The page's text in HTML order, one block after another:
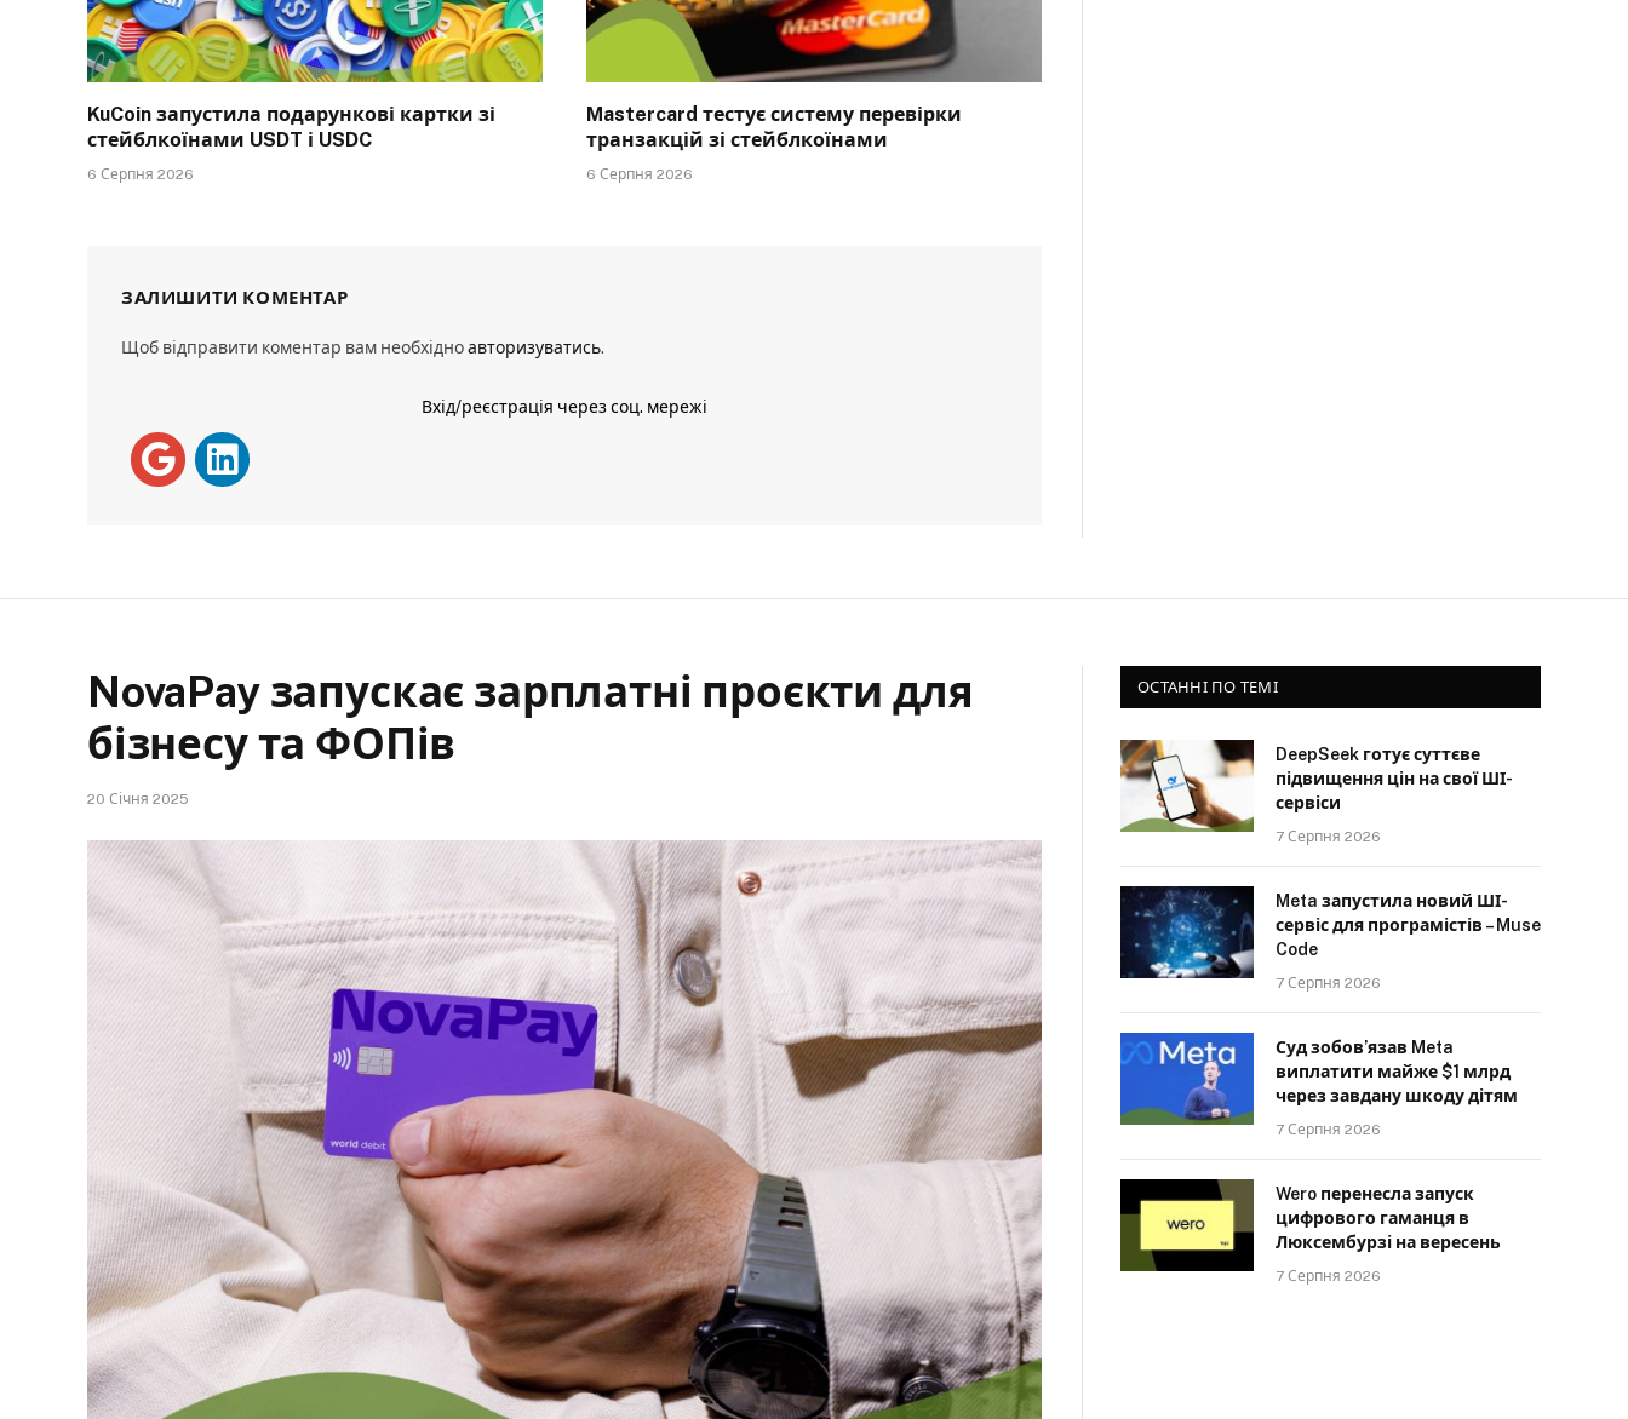
KuCoin запустила подарункові картки зі
стейблкоїнами USDT і USDC
6 Серпня 2026
Mastercard тестує систему перевірки
транзакцій зі стейблкоїнами
6 Серпня 2026
ЗАЛИШИТИ КОМЕНТАР
Щоб відправити коментар вам необхідноавторизуватись.
Вхід/реєстрація через соц. мережі
NovaPay запускає зарплатні проєкти для
бізнесу та ФОПів
20 Січня 2025
ОСТАННІ ПО ТЕМІ
DeepSeek готує суттєве
підвищення цін на свої ШІ-
сервіси
7 Серпня 2026
Meta запустила новий ШІ-
сервіс для програмістів – Muse
Code
7 Серпня 2026
Суд зобов’язав Meta
виплатити майже $1 млрд
через завдану шкоду дітям
7 Серпня 2026
Wero перенесла запуск
цифрового гаманця в
Люксембурзі на вересень
7 Серпня 2026